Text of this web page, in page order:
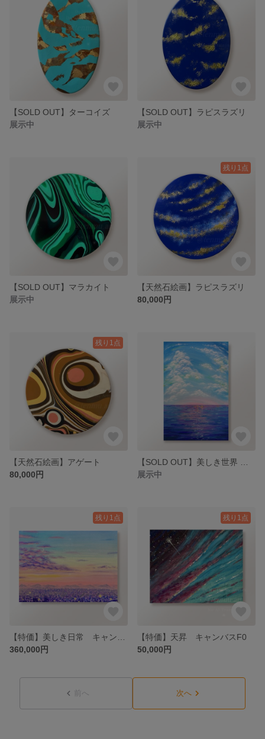
【SOLD OUT】ターコイズ
展示中
【SOLD OUT】ラピスラズリ
展示中
【SOLD OUT】マラカイト
展示中
残り1点
【天然石絵画】ラピスラズリ
80,000円
残り1点
【天然石絵画】アゲート
80,000円
展示中
残り1点
360,000円
残り1点
【特価】天昇 キャンバスF0
50,000円
前へ 次へ